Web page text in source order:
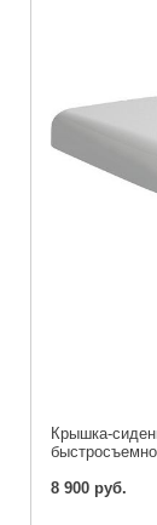
Крышка-
8 900 руб.